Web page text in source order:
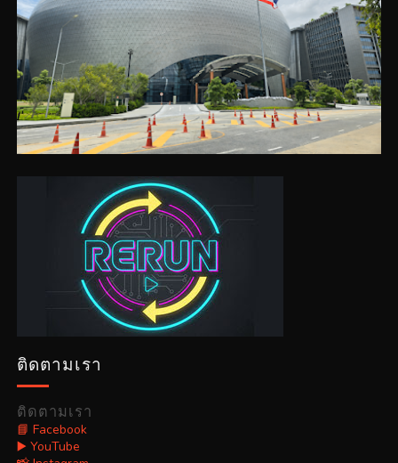
ติดตามเรา
ติดตามเรา
📘 Facebook
▶️ YouTube